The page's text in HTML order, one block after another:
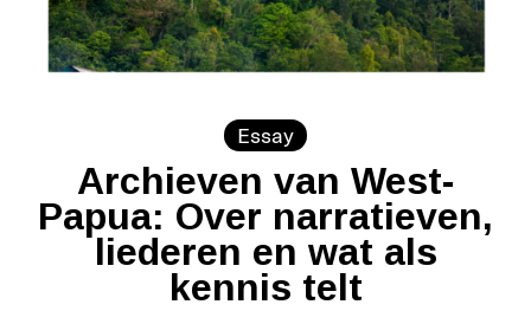
Essay
Archieven van West-
Papua: Over narratieven,
liederen en wat als
kennis telt